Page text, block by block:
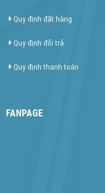
Quy định đặt hàng
Quy định đổi trả
Quy định thanh toán
FANPAGE